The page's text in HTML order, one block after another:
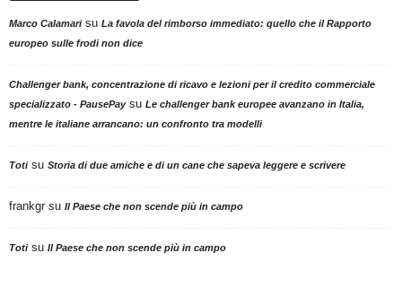
Marco Calamarisu La favola del rimborso immediato: quello che il Rapporto
europeo sulle frodi non dice
Challenger bank, concentrazione di ricavo e lezioni per il credito commerciale
specializzato - PausePaysu Le challenger bank europee avanzano in Italia,
mentre le italiane arrancano: un confronto tra modelli
Totisu Storia di due amiche e di un cane che sapeva leggere e scrivere
frankgr su Il Paese che non scende più in campo
Totisu Il Paese che non scende più in campo